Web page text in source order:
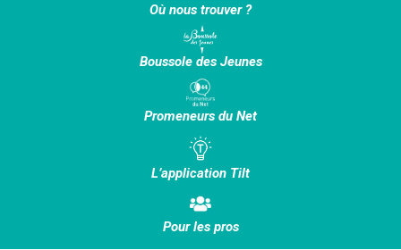
Où nous trouver ?
Boussole des Jeunes
Promeneurs du Net
L’application Tilt
Pour les pros